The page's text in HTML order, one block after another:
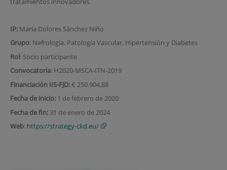
IP: María Dolores Sánchez Niño
Grupo: Nefrología, Patología Vascular, Hipertensión y Diabetes
Rol: Socio participante
Convocatoria: H2020-MSCA-ITN-2019
Financiación IIS-FJD:€ 250.904,88
Fecha de inicio:1 de febrero de 2020
Fecha de fin:31 de enero de 2024
Web: https://strategy-ckd.eu/